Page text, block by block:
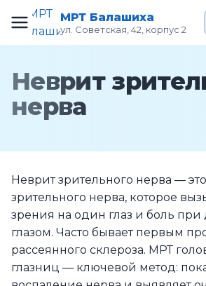
МРТ Балашиха
ул. Советская, 42, корпус 2
Неврит
нерва
Неврит зрительного нерва —
зрительного нерва, которое
зрения на один глаз и боль
глазом. Часто бывает первым
рассеянного склероза. МРТ
глазниц — ключевой метод: